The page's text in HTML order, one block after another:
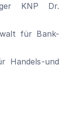
KNP Dr.
für Bank-
Handels-und